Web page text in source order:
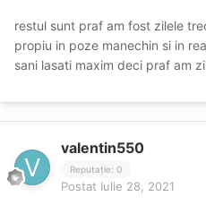
restul sunt praf am fost zilele
propiu in poze manechin si in
sani lasati maxim deci praf am
valentin550
Reputație: 0
Postat Iulie 28, 2021